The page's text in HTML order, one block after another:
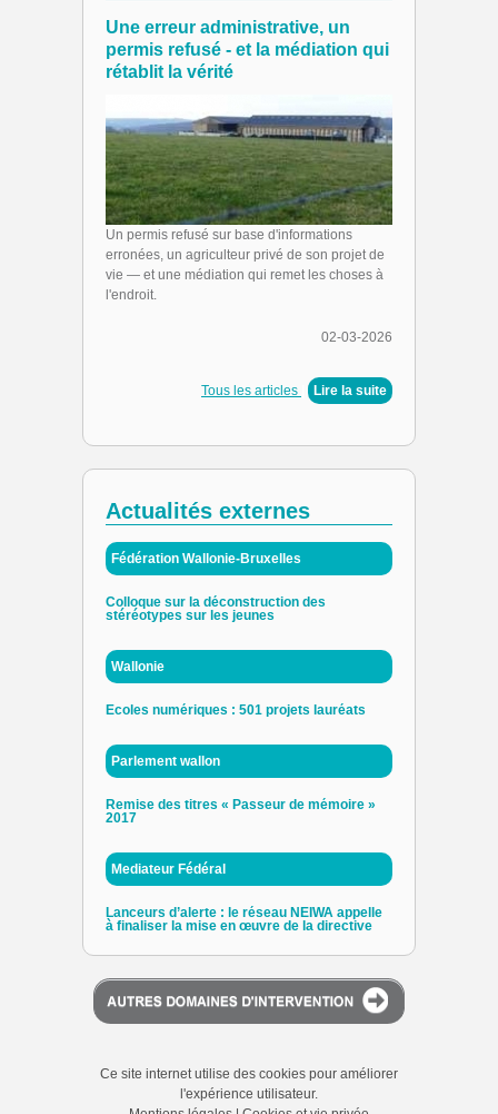
Une erreur administrative, un
permis refusé - et la médiation qui
rétablit la vérité
Un permis refusé sur base d'informations
erronées, un agriculteur privé de son projet de
vie — et une médiation qui remet les choses à
l'endroit.
02-03-2026
Tous les articles Lire la suite
Actualités externes
Fédération Wallonie-Bruxelles
Colloque sur la déconstruction des
stéréotypes sur les jeunes
Wallonie
Ecoles numériques : 501 projets lauréats
Parlement wallon
Remise des titres « Passeur de mémoire »
2017
Mediateur Fédéral
Lanceurs d’alerte : le réseau NEIWA appelle
à finaliser la mise en œuvre de la directive
Ce site internet utilise des cookies pour améliorer
l'expérience utilisateur.